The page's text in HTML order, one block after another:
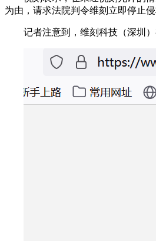
为由，请求法院判令维刻立即停止
记者注意到，维刻科技（深圳